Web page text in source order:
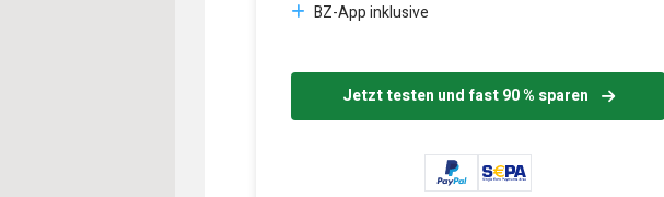
BZ-App inklusive
Jetzt testen und fast 90 % sparen